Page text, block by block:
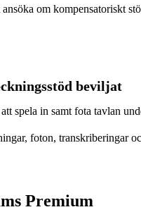
om kompensatoriskt
beviljat
spela in samt fota tavlan
foton, transkriberingar
Premium